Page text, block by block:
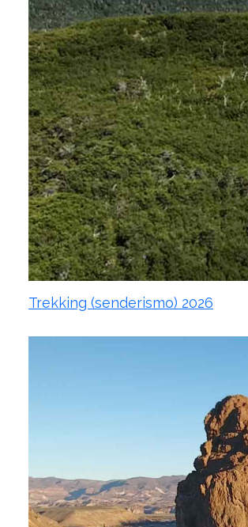
Trekking (senderismo) 2026